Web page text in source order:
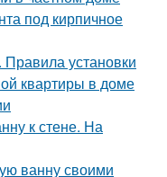
под кирпичное
установки
квартиры в доме
к стене. На
ванну своими